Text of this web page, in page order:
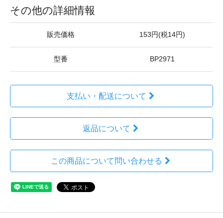
その他の詳細情報
販売価格 153円(税14円)
型番 BP2971
支払い・配送について
返品について
この商品について問い合わせる